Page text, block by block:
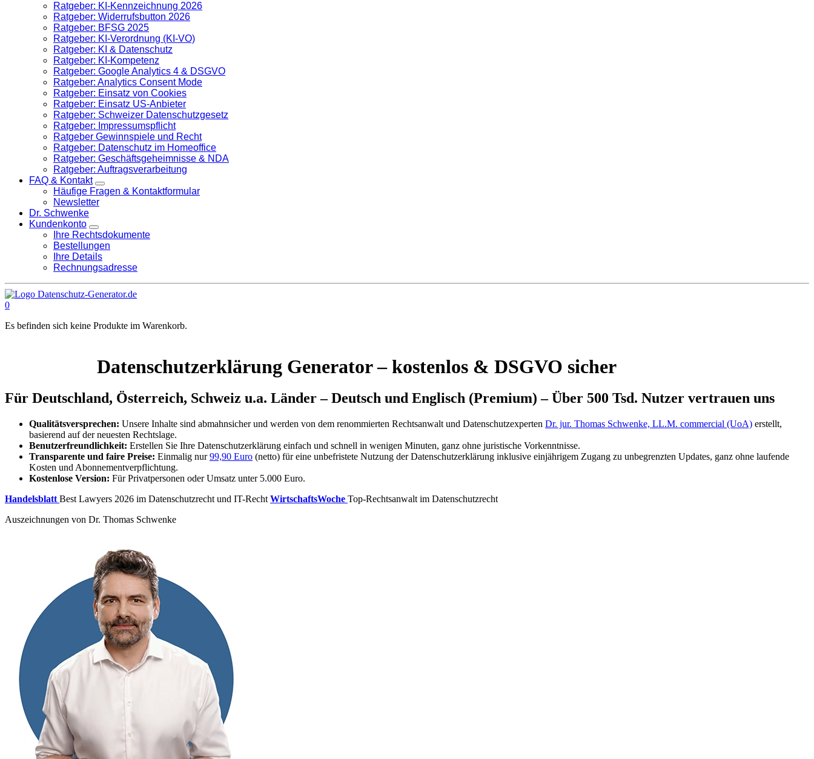
Ratgeber: KI-Kennzeichnung 2026
Ratgeber: Widerrufsbutton 2026
Ratgeber: BFSG 2025
Ratgeber: KI-Verordnung (KI-VO)
Ratgeber: KI & Datenschutz
Ratgeber: KI-Kompetenz
Ratgeber: Google Analytics 4 & DSGVO
Ratgeber: Analytics Consent Mode
Ratgeber: Einsatz von Cookies
Ratgeber: Einsatz US-Anbieter
Ratgeber: Schweizer Datenschutzgesetz
Ratgeber: Impressumspflicht
Ratgeber Gewinnspiele und Recht
Ratgeber: Datenschutz im Homeoffice
Ratgeber: Geschäftsgeheimnisse & NDA
Ratgeber: Auftragsverarbeitung
FAQ & Kontakt
Häufige Fragen & Kontaktformular
Newsletter
Dr. Schwenke
Kundenkonto
Ihre Rechtsdokumente
Bestellungen
Ihre Details
Rechnungsadresse
0
Es befinden sich keine Produkte im Warenkorb.
Datenschutzerklärung Generator – kostenlos & DSGVO sicher
Für Deutschland, Österreich, Schweiz u.a. Länder – Deutsch und Englisch (Premium) – Über 500 Tsd. Nutzer vertrauen uns
Qualitätsversprechen: Unsere Inhalte sind abmahnsicher und werden von dem renommierten Rechtsanwalt und Datenschutzexperten Dr. jur. Thomas Schwenke, LL.M. commercial (UoA) erstellt,
basierend auf der neuesten Rechtslage.
Benutzerfreundlichkeit: Erstellen Sie Ihre Datenschutzerklärung einfach und schnell in wenigen Minuten, ganz ohne juristische Vorkenntnisse.
Transparente und faire Preise: Einmalig nur99,90 Euro (netto) für eine unbefristete Nutzung der Datenschutzerklärung inklusive einjährigem Zugang zu unbegrenzten Updates, ganz ohne laufende
Kosten und Abonnementverpflichtung.
Kostenlose Version: Für Privatpersonen oder Umsatz unter 5.000 Euro.
Handelsblatt Best Lawyers 2026 im Datenschutzrecht und IT-Recht WirtschaftsWoche Top-Rechtsanwalt im Datenschutzrecht
Auszeichnungen von Dr. Thomas Schwenke